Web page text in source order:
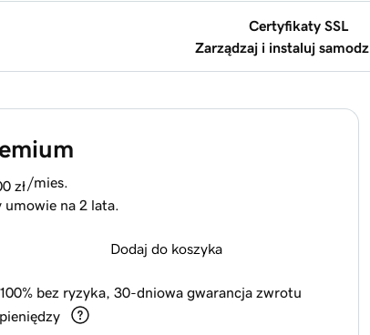
Certyfikaty SSL
Zarządzaj i instaluj
zł /mies.
umowie na 2 lata.
Dodaj do koszyka
100% bez ryzyka, 30-dniowa gwarancja zwrotu
pieniędzy